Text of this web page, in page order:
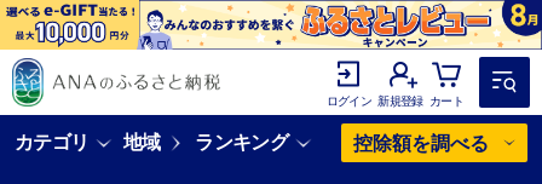
ログイン 新規登録 カート
カテゴリ 地域 ランキング 控除額を調べる